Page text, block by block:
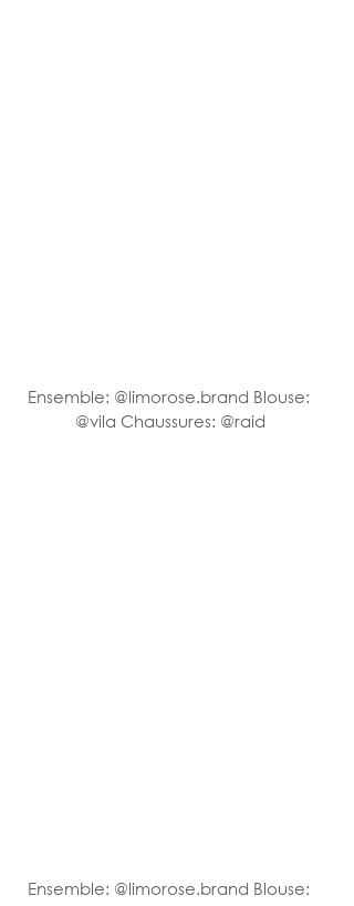
Ensemble: @limorose.brand Blouse:
@vila Chaussures: @raid
Ensemble: @limorose.brand Blouse: